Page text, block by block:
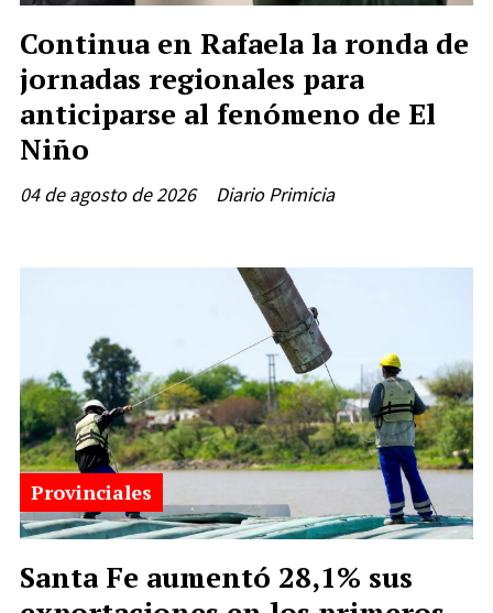
Continua en Rafaela la ronda de
jornadas regionales para
anticiparse al fenómeno de El
Niño
Diario Primicia
04 de agosto de 2026
Santa Fe aumentó 28,1% sus
Provinciales